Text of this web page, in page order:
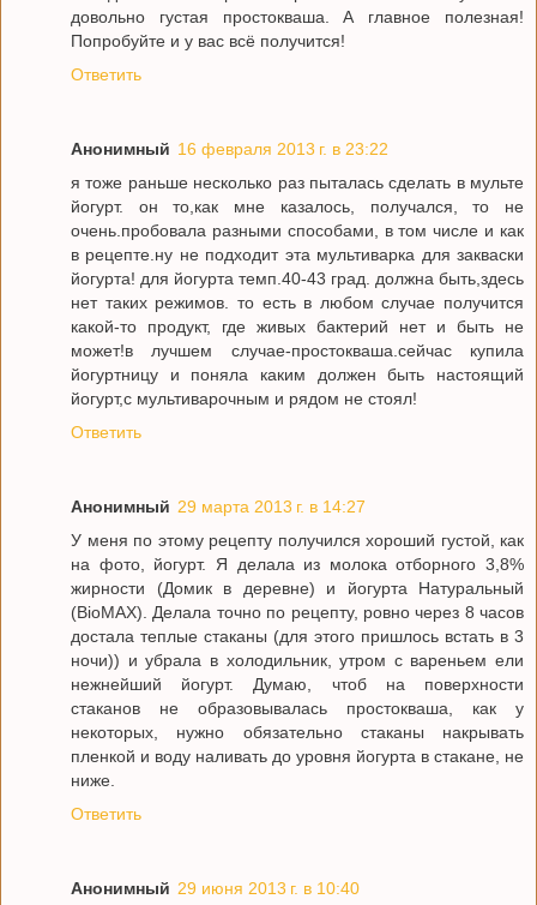
довольно густая простокваша. А главное полезная!
Попробуйте и у вас всё получится!
Ответить
Анонимный 16 февраля 2013 г. в 23:22
я тоже раньше несколько раз пыталась сделать в мульте
йогурт. он то,как мне казалось, получался, то не
очень.пробовала разными способами, в том числе и как
в рецепте.ну не подходит эта мультиварка для закваски
йогурта! для йогурта темп.40-43 град. должна быть,здесь
нет таких режимов. то есть в любом случае получится
какой-то продукт, где живых бактерий нет и быть не
может!в лучшем случае-простокваша.сейчас купила
йогуртницу и поняла каким должен быть настоящий
йогурт,с мультиварочным и рядом не стоял!
Ответить
Анонимный 29 марта 2013 г. в 14:27
У меня по этому рецепту получился хороший густой, как
на фото, йогурт. Я делала из молока отборного 3,8%
жирности (Домик в деревне) и йогурта Натуральный
(BioMAX). Делала точно по рецепту, ровно через 8 часов
достала теплые стаканы (для этого пришлось встать в 3
ночи)) и убрала в холодильник, утром с вареньем ели
нежнейший йогурт. Думаю, чтоб на поверхности
стаканов не образовывалась простокваша, как у
некоторых, нужно обязательно стаканы накрывать
пленкой и воду наливать до уровня йогурта в стакане, не
ниже.
Ответить
Анонимный 29 июня 2013 г. в 10:40